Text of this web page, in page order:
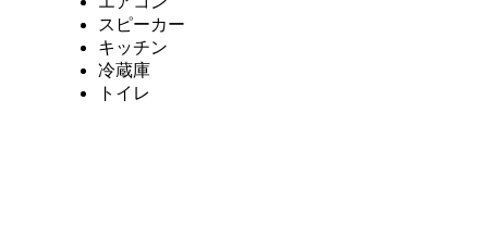
スピーカー
キッチン
冷蔵庫
トイレ